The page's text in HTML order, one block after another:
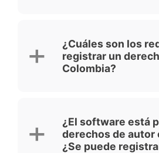
¿Cuáles son los
registrar un
Colombia?
¿El software está
derechos de autor
¿Se puede